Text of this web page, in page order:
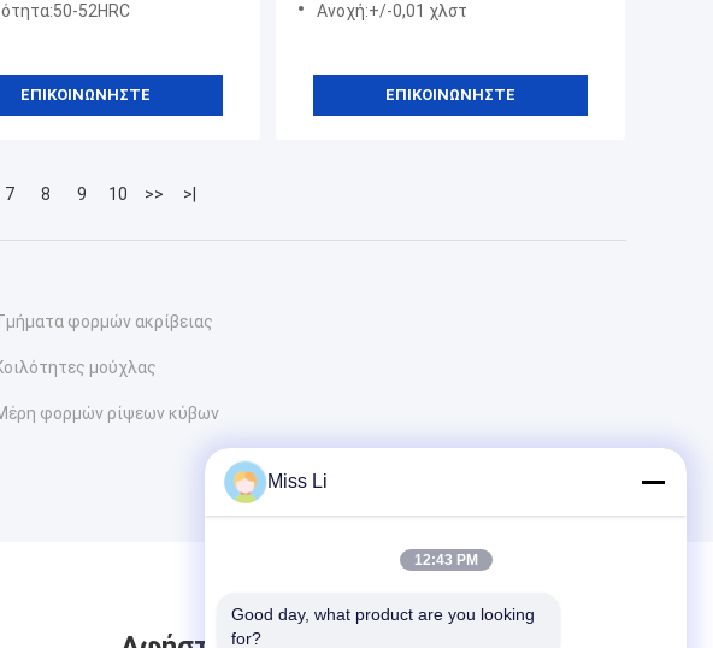
52HRC
ΕΠΙΚΟΙΝΩΝΉΣΤΕ
Ανοχή:+/-0,01 χλστ
ΕΠΙΚΟΙΝΩΝΉΣΤΕ
7 8 9 10 >> >|
φορμών ακρίβειας
μούχλας
φορμών ρίψεων κύβων
Miss Li
12:43 PM
Good day, what product are you looking
for?